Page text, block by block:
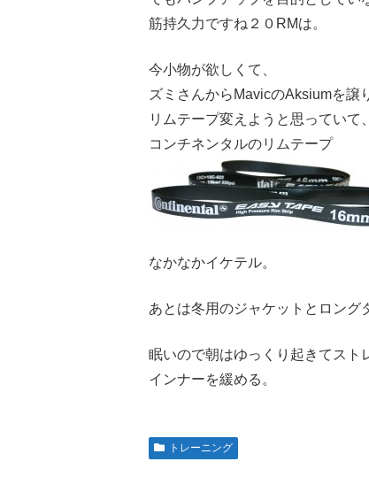
筋持久力ですね２０RMは。
今小物が欲しくて、
ズミさんからMavicのAksiumを譲
リムテープ変えようと思っていて、
コンチネンタルのリムテープ
なかなかイケテル。
あとは冬用のジャケットとロング
眠いので朝はゆっくり起きてスト
インナーを緩める。
トレーニング